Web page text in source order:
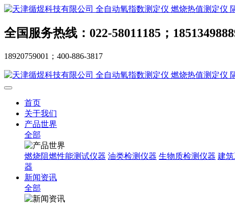
全国服务热线：022-58011185；
18920759001；400-886-3817
首页
关于我们
产品世界
全部
燃烧阻燃性能测试仪器 油类检测仪器 生物质检测仪器 建
器
新闻资讯
全部